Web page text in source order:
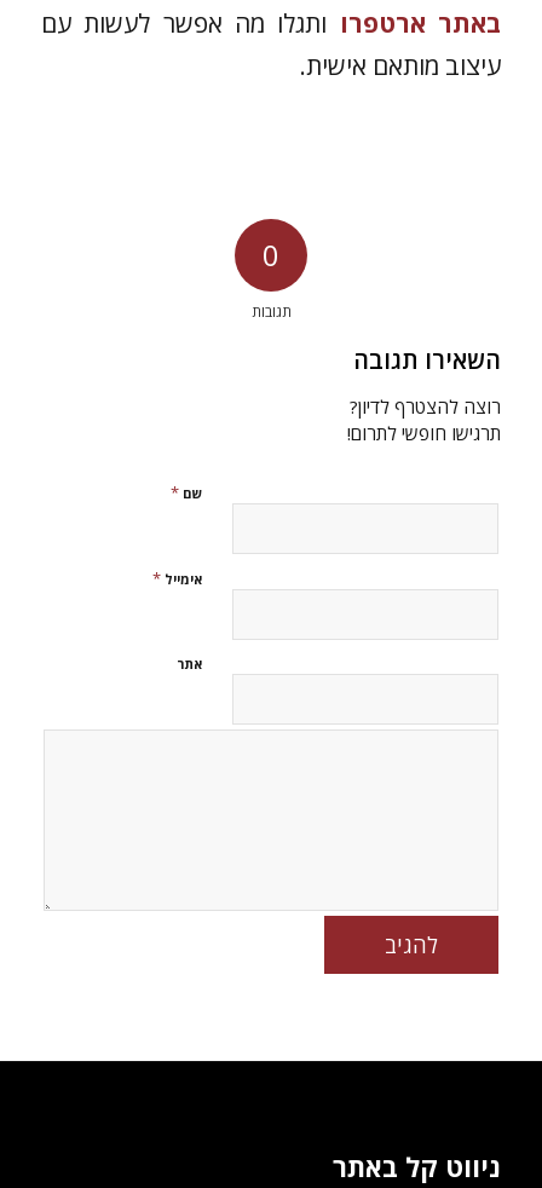
באתר ארטפרו ותגלו מה אפשר לעשות עם
עיצוב מותאם אישית.
0
תגובות
השאירו תגובה
רוצה להצטרף לדיון?
תרגישו חופשי לתרום!
שם *
אימייל *
אתר
ניווט קל באתר